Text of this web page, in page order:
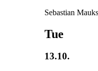
Sebastian
Tue
13.10.